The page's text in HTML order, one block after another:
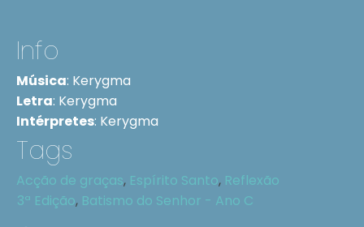
Info
Música: Kerygma
Letra: Kerygma
Intérpretes: Kerygma
Tags
Acção de graças, Espírito Santo, Reflexão
3ª Edição, Batismo do Senhor - Ano C